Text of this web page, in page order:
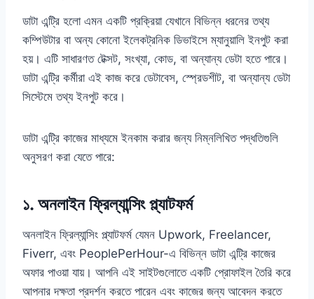
ডাটা এন্ট্রি হলো এমন একটি প্রক্রিয়া যেখানে বিভিন্ন ধরনের তথ্য
কম্পিউটার বা অন্য কোনো ইলেকট্রনিক ডিভাইসে ম্যানুয়ালি ইনপুট করা
হয়। এটি সাধারণত টেক্সট, সংখ্যা, কোড, বা অন্যান্য ডেটা হতে পারে।
ডাটা এন্ট্রি কর্মীরা এই কাজ করে ডেটাবেস, স্প্রেডশীট, বা অন্যান্য ডেটা
সিস্টেমে তথ্য ইনপুট করে।
ডাটা এন্ট্রি কাজের মাধ্যমে ইনকাম করার জন্য নিম্নলিখিত পদ্ধতিগুলি
অনুসরণ করা যেতে পারে:
১. অনলাইন ফ্রিল্যান্সিং প্ল্যাটফর্ম
অনলাইন ফ্রিল্যান্সিং প্ল্যাটফর্ম যেমন Upwork, Freelancer,
Fiverr, এবং PeoplePerHour-এ বিভিন্ন ডাটা এন্ট্রি কাজের
অফার পাওয়া যায়। আপনি এই সাইটগুলোতে একটি প্রোফাইল তৈরি করে
আপনার দক্ষতা প্রদর্শন করতে পারেন এবং কাজের জন্য আবেদন করতে